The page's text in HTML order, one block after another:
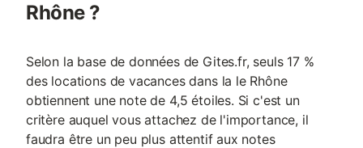
Rhône ?
Selon la base de données de Gites.fr, seuls 17 %
des locations de vacances dans la le Rhône
obtiennent une note de 4,5 étoiles. Si c'est un
critère auquel vous attachez de l'importance, il
faudra être un peu plus attentif aux notes